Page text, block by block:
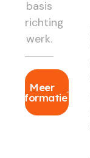
basis
richting
werk.
Meer
informatie